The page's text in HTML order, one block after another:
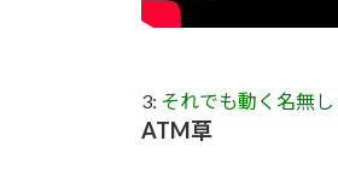
3: それでも動く名無し
ATM草